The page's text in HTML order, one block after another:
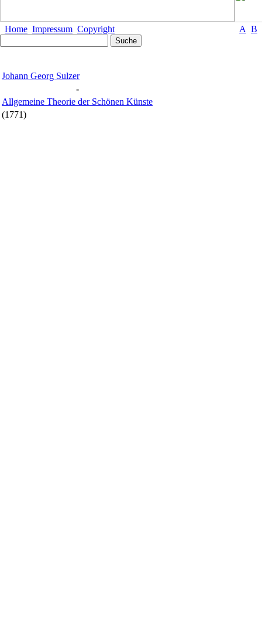
Home Impressum Copyright A B
Johann Georg Sulzer
-
Allgemeine Theorie der Schönen Künste
(1771)